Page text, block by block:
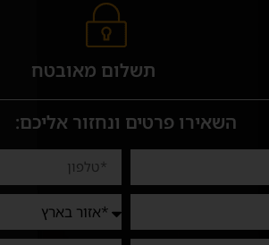
תשלום מאובטח
השאירו פרטים ונחזור אליכם: